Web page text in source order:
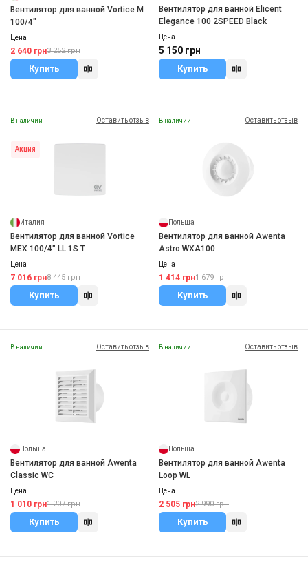
Вентилятор для ванной Vortice M
100/4"
Цена
2 640 грн3 252 грн
Купить
Вентилятор для ванной Elicent
Elegance 100 2SPEED Black
Цена
5 150 грн
Купить
В наличии Оставить отзыв
Акция
Италия
Вентилятор для ванной Vortice
MEX 100/4" LL 1S T
Цена
7 016 грн8 445 грн
Купить
В наличии Оставить отзыв
Польша
Вентилятор для ванной Awenta
Astro WXA100
Цена
1 414 грн1 679 грн
Купить
В наличии Оставить отзыв
Польша
Вентилятор для ванной Awenta
Classic WC
Цена
1 010 грн1 207 грн
Купить
В наличии Оставить отзыв
Польша
Вентилятор для ванной Awenta
Loop WL
Цена
2 505 грн2 990 грн
Купить